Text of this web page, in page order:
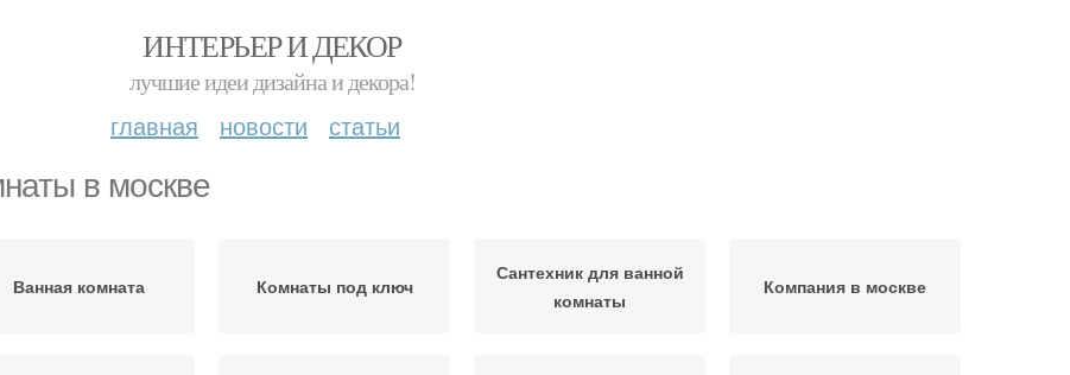
ИНТЕРЬЕР И ДЕКОР
лучшие идеи дизайна и декора!
главная новости статьи
в москве
Ванная комната Комнаты под ключ
Сантехник для ванной
комнаты
Компания в москве